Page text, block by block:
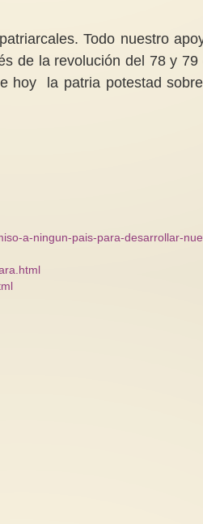
Todo nuestro
de la revolución del 78 y 79
hoy la patria potestad
a-ningun-pais-para-desarrollar-